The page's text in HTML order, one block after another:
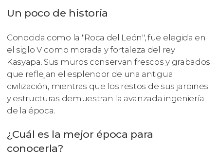
Un poco de historia
Conocida como la "Roca del León", fue elegida en
el siglo V como morada y fortaleza del rey
Kasyapa. Sus muros conservan frescos y grabados
que reflejan el esplendor de una antigua
civilización, mientras que los restos de sus jardines
y estructuras demuestran la avanzada ingeniería
de la época.
¿Cuál es la mejor época para
conocerla?